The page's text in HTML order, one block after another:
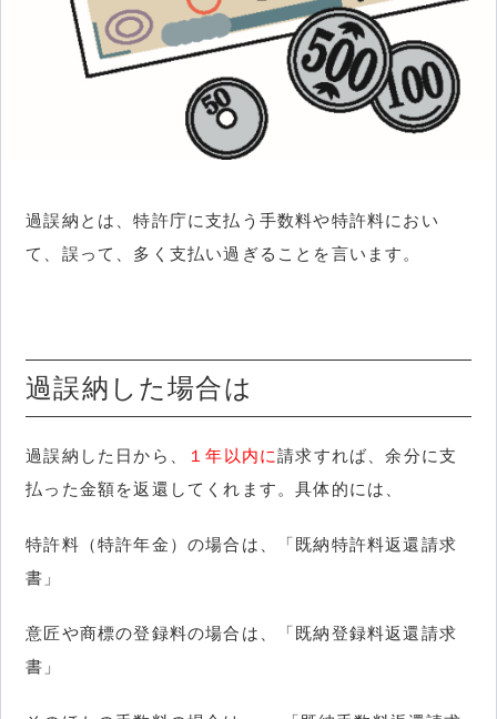
過誤納とは、特許庁に支払う手数料や特許料におい
て、誤って、多く支払い過ぎることを言います。
過誤納した場合は
過誤納した日から、 １年以内に請求すれば、余分に支
払った金額を返還してくれます。具体的には、
特許料（特許年金）の場合は、「既納特許料返還請求
書」
意匠や商標の登録料の場合は、「既納登録料返還請求
書」